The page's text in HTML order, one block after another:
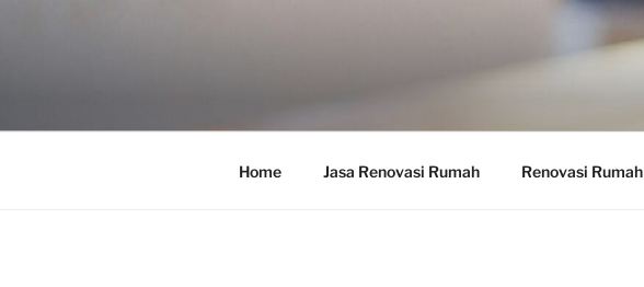
Home Jasa Renovasi Rumah Renovasi Rumah